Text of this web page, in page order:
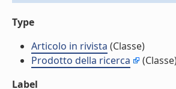
Type
Articolo in rivista (Classe)
Prodotto della ricerca
Label